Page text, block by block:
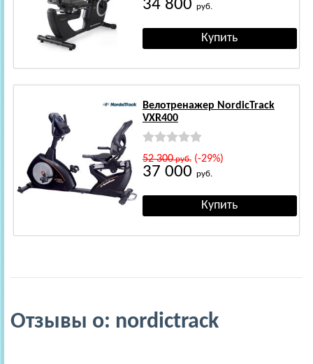
34 800 руб.
Велотренажер NordicTrack
VXR400
52 300руб.(-29%)
37 000 руб.
Отзывы о: nordictrack